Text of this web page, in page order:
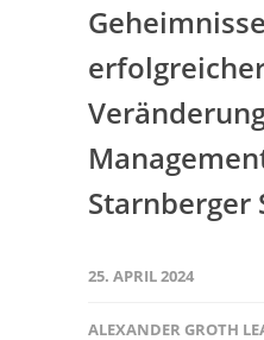
Geheimnisse
Starnberger
25. APRIL 2024
ALEXANDER GROTH